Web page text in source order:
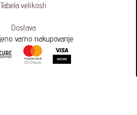
Tabela velikosti
Dostava